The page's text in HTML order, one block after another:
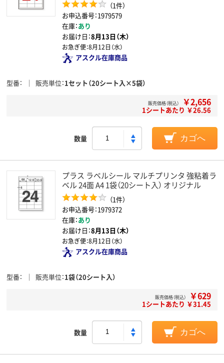
（1件）
お申込番号：1979579
在庫：あり
お届け日：8月13日（木）
お急ぎ便：8月12日（水）
アスクル在庫商品
型番 販売単位 1セット（20シート入×5袋）
販売価格（税込） ￥2,656
1シートあたり ￥26.56
数量 カゴへ
プラス ラベルシール マルチプリンタ 強粘着ラ
ベル 24面 A4 1袋（20シート入） オリジナル
（1件）
お申込番号：1979372
在庫：あり
お届け日：8月13日（木）
お急ぎ便：8月12日（水）
アスクル在庫商品
型番 販売単位 1袋（20シート入）
販売価格（税込） ￥629
1シートあたり ￥31.45
数量 カゴへ